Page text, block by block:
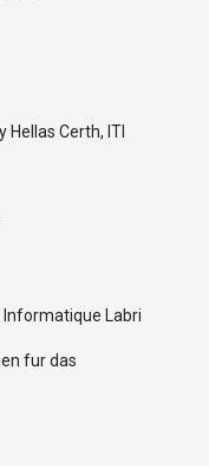
Certh, ITI
Informatique Labri
fur das